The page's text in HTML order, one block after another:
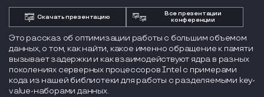
Скачать презентацию
Все презентации
конференции
Это рассказ об оптимизации работы с большим объемом
данных, о том, как найти, какое именно обращение к памяти
вызывает задержки и как взаимодействуют ядра в разных
поколениях серверных процессоров Intel с примерами
кода из нашей библиотеки для работы с разделяемыми key-
value-наборами данных.